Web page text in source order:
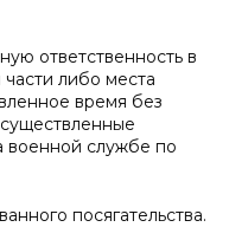
ответственность в
части либо места
время без
военной службе по
посягательства.